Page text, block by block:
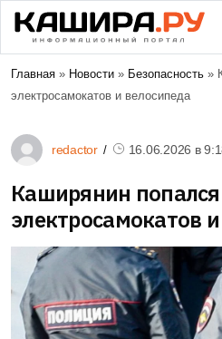
Главная » Новости » Безопасность »
электросамокатов и велосипеда
redactor 16.06.2026 в
Каширянин
электросамокатов